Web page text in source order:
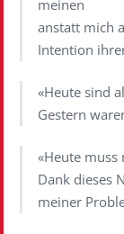
meinen
anstatt mich
Intention
«Heute sind
Gestern
«Heute muss
Dank dieses
meiner